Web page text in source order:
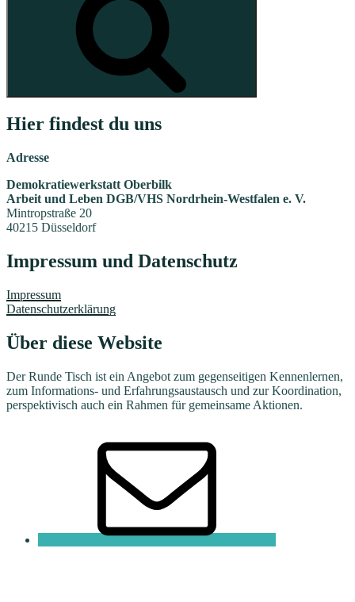
Hier findest du uns
Adresse
Demokratiewerkstatt Oberbilk
Arbeit und Leben DGB/VHS Nordrhein-Westfalen e. V.
Mintropstraße 20
40215 Düsseldorf
Impressum und Datenschutz
Impressum
Datenschutzerklärung
Über diese Website
Der Runde Tisch ist ein Angebot zum gegenseitigen Kennenlernen,
zum Informations- und Erfahrungsaustausch und zur Koordination,
perspektivisch auch ein Rahmen für gemeinsame Aktionen.